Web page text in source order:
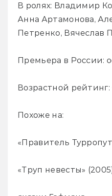
В ролях: Владимир
Анна Артамонова,
Петренко, Вячеслав
Премьера в России:
Возрастной рейтинг:
Похоже на:
«Правитель
«Труп невесты»